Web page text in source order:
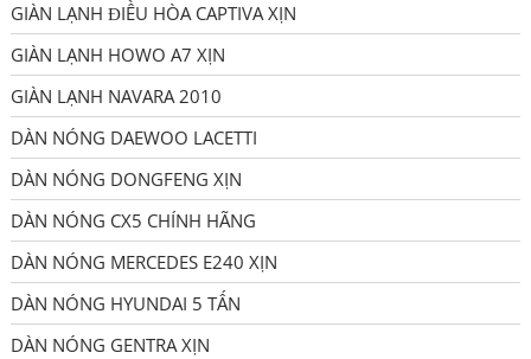
GIÀN LẠNH ĐIỀU HÒA CAPTIVA XỊN
GIÀN LẠNH HOWO A7 XỊN
GIÀN LẠNH NAVARA 2010
DÀN NÓNG DAEWOO LACETTI
DÀN NÓNG DONGFENG XỊN
DÀN NÓNG CX5 CHÍNH HÃNG
DÀN NÓNG MERCEDES E240 XỊN
DÀN NÓNG HYUNDAI 5 TẤN
DÀN NÓNG GENTRA XỊN